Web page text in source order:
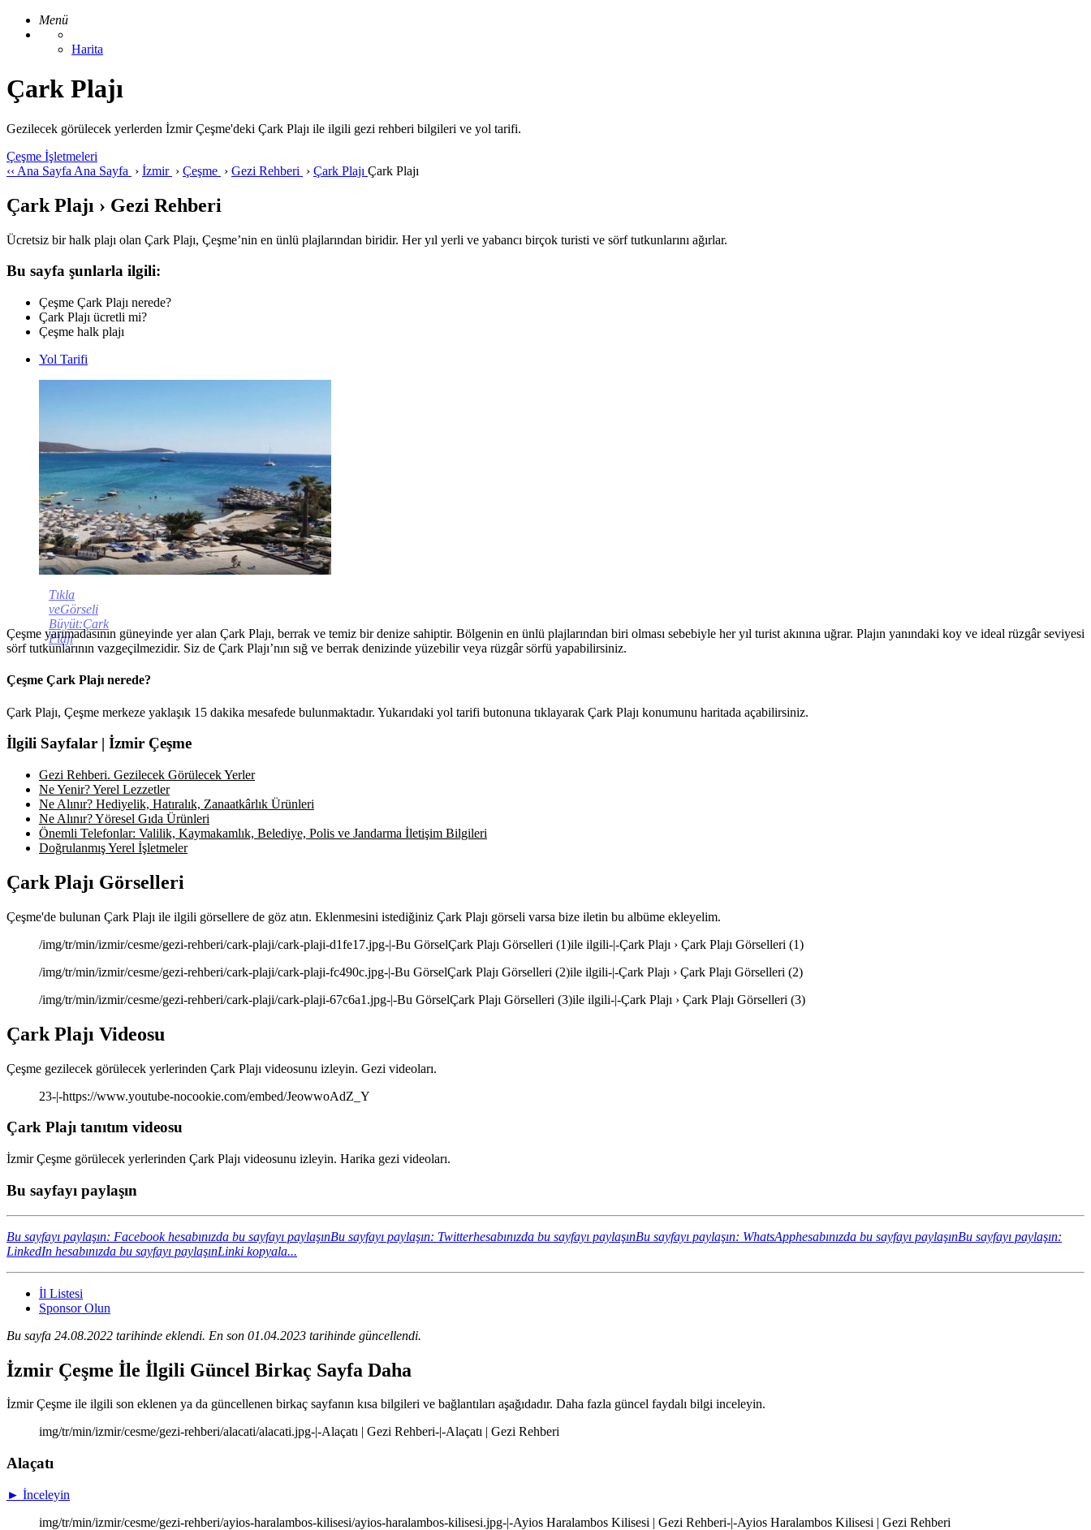
Menü
Harita
Çark Plajı
Gezilecek görülecek yerlerden İzmir Çeşme'deki Çark Plajı ile ilgili gezi rehberi bilgileri ve yol tarifi.
Çeşme İşletmeleri
‹‹ Ana Sayfa Ana Sayfa › İzmir › Çeşme › Gezi Rehberi › Çark Plajı Çark Plajı
Çark Plajı › Gezi Rehberi
Ücretsiz bir halk plajı olan Çark Plajı, Çeşme’nin en ünlü plajlarından biridir. Her yıl yerli ve yabancı birçok turisti ve sörf tutkunlarını ağırlar.
Bu sayfa şunlarla ilgili:
Çeşme Çark Plajı nerede?
Çark Plajı ücretli mi?
Çeşme halk plajı
Yol Tarifi
Tıkla
veGörseli
Büyüt:Çark
Plajı
Çeşme yarımadasının güneyinde yer alan Çark Plajı, berrak ve temiz bir denize sahiptir. Bölgenin en ünlü plajlarından biri olması sebebiyle her yıl turist akınına uğrar. Plajın yanındaki koy ve ideal rüzgâr seviyesi
sörf tutkunlarının vazgeçilmezidir. Siz de Çark Plajı’nın sığ ve berrak denizinde yüzebilir veya rüzgâr sörfü yapabilirsiniz.
Çeşme Çark Plajı nerede?
Çark Plajı, Çeşme merkeze yaklaşık 15 dakika mesafede bulunmaktadır. Yukarıdaki yol tarifi butonuna tıklayarak Çark Plajı konumunu haritada açabilirsiniz.
İlgili Sayfalar | İzmir Çeşme
Gezi Rehberi. Gezilecek Görülecek Yerler
Ne Yenir? Yerel Lezzetler
Ne Alınır? Hediyelik, Hatıralık, Zanaatkârlık Ürünleri
Ne Alınır? Yöresel Gıda Ürünleri
Önemli Telefonlar: Valilik, Kaymakamlık, Belediye, Polis ve Jandarma İletişim Bilgileri
Doğrulanmış Yerel İşletmeler
Çark Plajı Görselleri
Çeşme'de bulunan Çark Plajı ile ilgili görsellere de göz atın. Eklenmesini istediğiniz Çark Plajı görseli varsa bize iletin bu albüme ekleyelim.
/img/tr/min/izmir/cesme/gezi-rehberi/cark-plaji/cark-plaji-d1fe17.jpg-|-Bu GörselÇark Plajı Görselleri (1)ile ilgili-|-Çark Plajı › Çark Plajı Görselleri (1)
/img/tr/min/izmir/cesme/gezi-rehberi/cark-plaji/cark-plaji-fc490c.jpg-|-Bu GörselÇark Plajı Görselleri (2)ile ilgili-|-Çark Plajı › Çark Plajı Görselleri (2)
/img/tr/min/izmir/cesme/gezi-rehberi/cark-plaji/cark-plaji-67c6a1.jpg-|-Bu GörselÇark Plajı Görselleri (3)ile ilgili-|-Çark Plajı › Çark Plajı Görselleri (3)
Çark Plajı Videosu
Çeşme gezilecek görülecek yerlerinden Çark Plajı videosunu izleyin. Gezi videoları.
23-|-https://www.youtube-nocookie.com/embed/JeowwoAdZ_Y
Çark Plajı tanıtım videosu
İzmir Çeşme görülecek yerlerinden Çark Plajı videosunu izleyin. Harika gezi videoları.
Bu sayfayı paylaşın
Bu sayfayı paylaşın: Facebook hesabınızda bu sayfayı paylaşınBu sayfayı paylaşın: Twitterhesabınızda bu sayfayı paylaşınBu sayfayı paylaşın: WhatsApphesabınızda bu sayfayı paylaşınBu sayfayı paylaşın:
LinkedIn hesabınızda bu sayfayı paylaşınLinki kopyala...
İl Listesi
Sponsor Olun
Bu sayfa 24.08.2022 tarihinde eklendi. En son 01.04.2023 tarihinde güncellendi.
İzmir Çeşme İle İlgili Güncel Birkaç Sayfa Daha
İzmir Çeşme ile ilgili son eklenen ya da güncellenen birkaç sayfanın kısa bilgileri ve bağlantıları aşağıdadır. Daha fazla güncel faydalı bilgi inceleyin.
img/tr/min/izmir/cesme/gezi-rehberi/alacati/alacati.jpg-|-Alaçatı | Gezi Rehberi-|-Alaçatı | Gezi Rehberi
Alaçatı
► İnceleyin
img/tr/min/izmir/cesme/gezi-rehberi/ayios-haralambos-kilisesi/ayios-haralambos-kilisesi.jpg-|-Ayios Haralambos Kilisesi | Gezi Rehberi-|-Ayios Haralambos Kilisesi | Gezi Rehberi